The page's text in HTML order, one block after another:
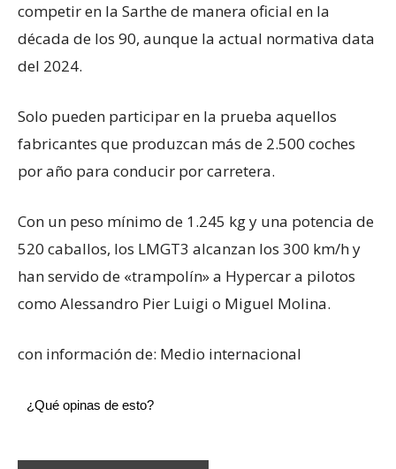
competir en la Sarthe de manera oficial en la
década de los 90, aunque la actual normativa data
del 2024.
Solo pueden participar en la prueba aquellos
fabricantes que produzcan más de 2.500 coches
por año para conducir por carretera.
Con un peso mínimo de 1.245 kg y una potencia de
520 caballos, los LMGT3 alcanzan los 300 km/h y
han servido de «trampolín» a Hypercar a pilotos
como Alessandro Pier Luigi o Miguel Molina.
con información de: Medio internacional
¿Qué opinas de esto?